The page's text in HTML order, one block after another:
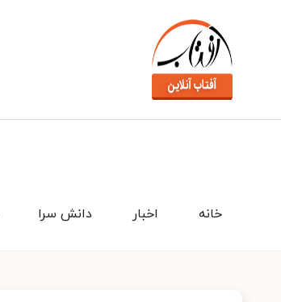
دانش سرا اخبار خانه